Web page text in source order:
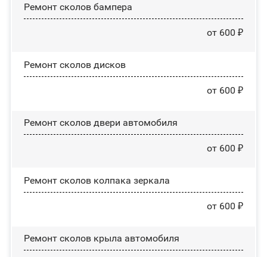
Ремонт сколов бампера
от 600 ₽
Ремонт сколов дисков
от 600 ₽
Ремонт сколов двери автомобиля
от 600 ₽
Ремонт сколов колпака зеркала
от 600 ₽
Ремонт сколов крыла автомобиля